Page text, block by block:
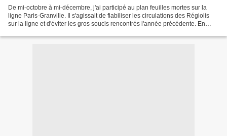
De mi-octobre à mi-décembre, j'ai participé au plan feuilles mortes sur la
ligne Paris-Granville. Il s'agissait de fiabiliser les circulations des Régiolis
sur la ligne et d'éviter les gros soucis rencontrés l'année précédente. En